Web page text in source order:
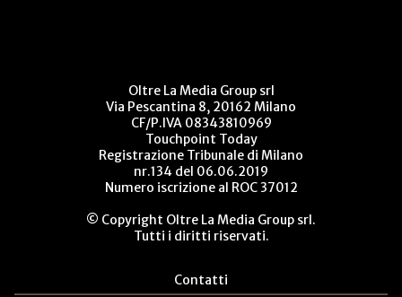
Oltre La Media Group srl
Via Pescantina 8, 20162 Milano
CF/P.IVA 08343810969
Touchpoint Today
Registrazione Tribunale di Milano
nr.134 del 06.06.2019
Numero iscrizione al ROC 37012
© Copyright Oltre La Media Group srl.
Tutti i diritti riservati.
Contatti